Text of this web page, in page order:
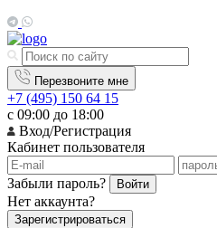
Перезвоните мне
+7 (495) 150 64 15
с 09:00 до 18:00
Вход/Регистрация
Кабинет пользователя
Забыли пароль? Войти
Нет аккаунта?
Зарегистрироваться